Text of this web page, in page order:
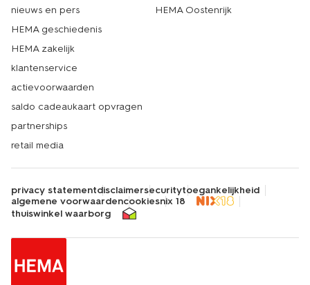
nieuws en pers
HEMA geschiedenis
HEMA zakelijk
klantenservice
actievoorwaarden
saldo cadeaukaart opvragen
partnerships
retail media
HEMA Oostenrijk
privacy statementdisclaimersecuritytoegankelijkheid
algemene voorwaardencookiesnix 18
thuiswinkel waarborg